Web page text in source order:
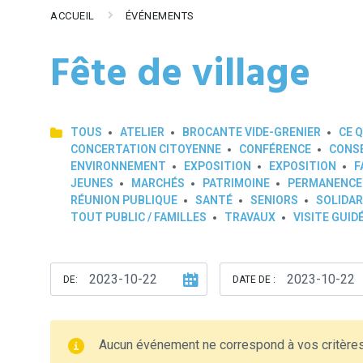
ACCUEIL ÉVÉNEMENTS
Fête de village
TOUS ATELIER BROCANTE VIDE-GRENIER CE
CONCERTATION CITOYENNE
CONFÉRENCE
ENVIRONNEMENT
EXPOSITION EXPOSITION
JEUNES
MARCHÉS PATRIMOINE
RÉUNION PUBLIQUE
SANTÉ SENIORS
TOUT PUBLIC / FAMILLES
TRAVAUX VISITE
DE: DATE DE :
Aucun événement ne correspond à vos